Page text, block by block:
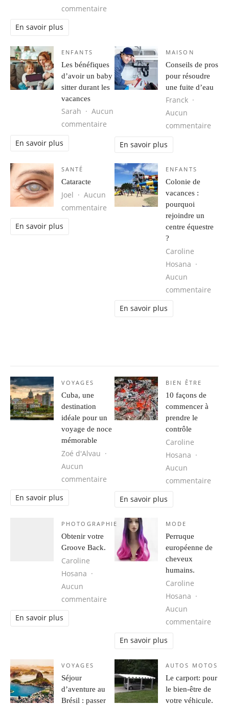
commentaire
En savoir plus
ENFANTS
Les bénéfiques
d’avoir un baby
sitter durant les
vacances
Sarah
Aucun
commentaire sur Les bénéfiques d’avoir un
En savoir plus
MAISON
Conseils de pros
pour résoudre
une fuite d’eau
Franck
Aucun
commentaire
En savoir plus
SANTÉ
Cataracte
Joel
Aucun
commentaire sur Cataracte
En savoir plus
ENFANTS
Colonie de
vacances :
pourquoi
rejoindre un
centre équestre
?
Caroline
Hosana
Aucun
commentaire
En savoir plus
VOYAGES
Cuba, une
destination
idéale pour un
voyage de noce
mémorable
Zoé d'Alvau
Aucun
commentaire sur Cuba, une destination idéale
En savoir plus
BIEN ÊTRE
10 façons de
commencer à
prendre le
contrôle
Caroline
Hosana
Aucun
commentaire
En savoir plus
PHOTOGRAPHIE
Obtenir votre
Groove Back.
Caroline
Hosana
Aucun
commentaire sur Obtenir votre Groove Back.
En savoir plus
MODE
Perruque
européenne de
cheveux
humains.
Caroline
Hosana
Aucun
commentaire
En savoir plus
VOYAGES
Séjour
d’aventure au
Brésil : passer
AUTOS MOTOS
Le carport: pour
le bien-être de
votre véhicule.